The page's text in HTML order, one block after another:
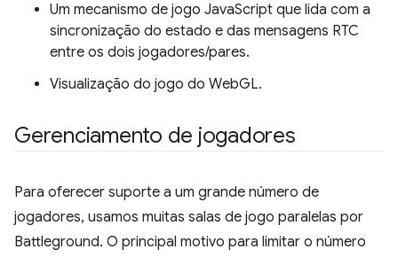
Um mecanismo de jogo JavaScript que lida com a
sincronização do estado e das mensagens RTC
entre os dois jogadores/pares.
Visualização do jogo do WebGL.
Gerenciamento de jogadores
Para oferecer suporte a um grande número de
jogadores, usamos muitas salas de jogo paralelas por
Battleground. O principal motivo para limitar o número